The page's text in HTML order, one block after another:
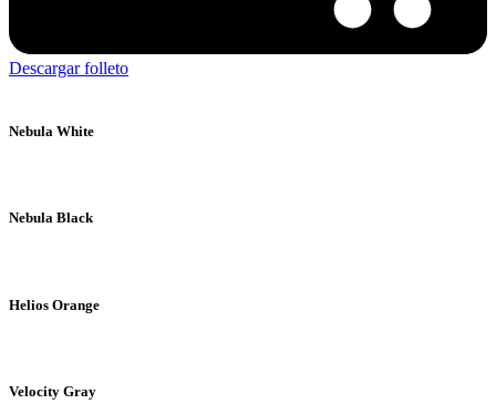
Descargar folleto
Nebula White
Nebula Black
Helios Orange
Velocity Gray